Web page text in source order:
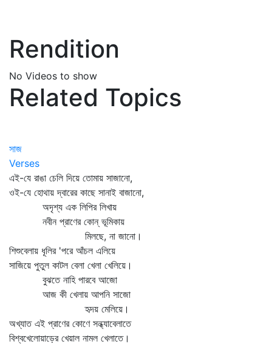
Rendition
No Videos to show
Related Topics
সাজ
Verses
এই-যে রাঙা চেলি দিয়ে তোমায় সাজানো,
ওই-যে হোথায় দ্বারের কাছে সানাই বাজানো,
অদৃশ্য এক লিপির লিখায়
নবীন প্রাণের কোন্‌ ভূমিকায়
মিলছে, না জানো।
শিশুবেলায় ধূলির 'পরে আঁচল এলিয়ে
সাজিয়ে পুতুল কাটল বেলা খেলা খেলিয়ে।
বুঝতে নাহি পারবে আজো
আজ কী খেলায় আপনি সাজো
হৃদয় মেলিয়ে।
অখ্যাত এই প্রাণের কোণে সন্ধ্যাবেলাতে
বিশ্বখেলোয়াড়ের খেয়াল নামল খেলাতে।